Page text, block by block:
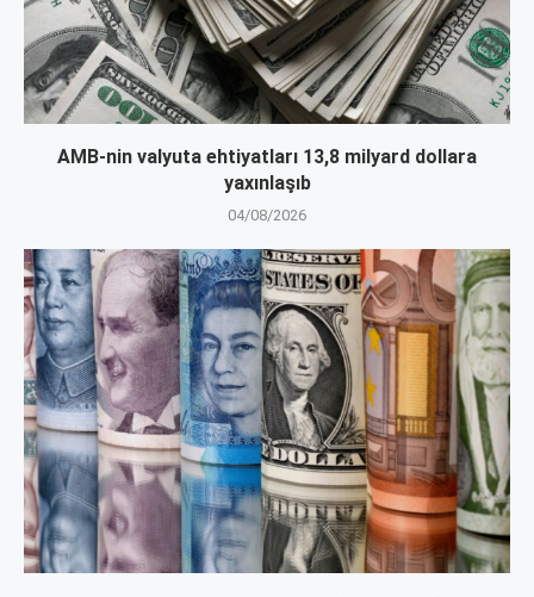
AMB-nin valyuta ehtiyatları 13,8 milyard dollara
yaxınlaşıb
04/08/2026